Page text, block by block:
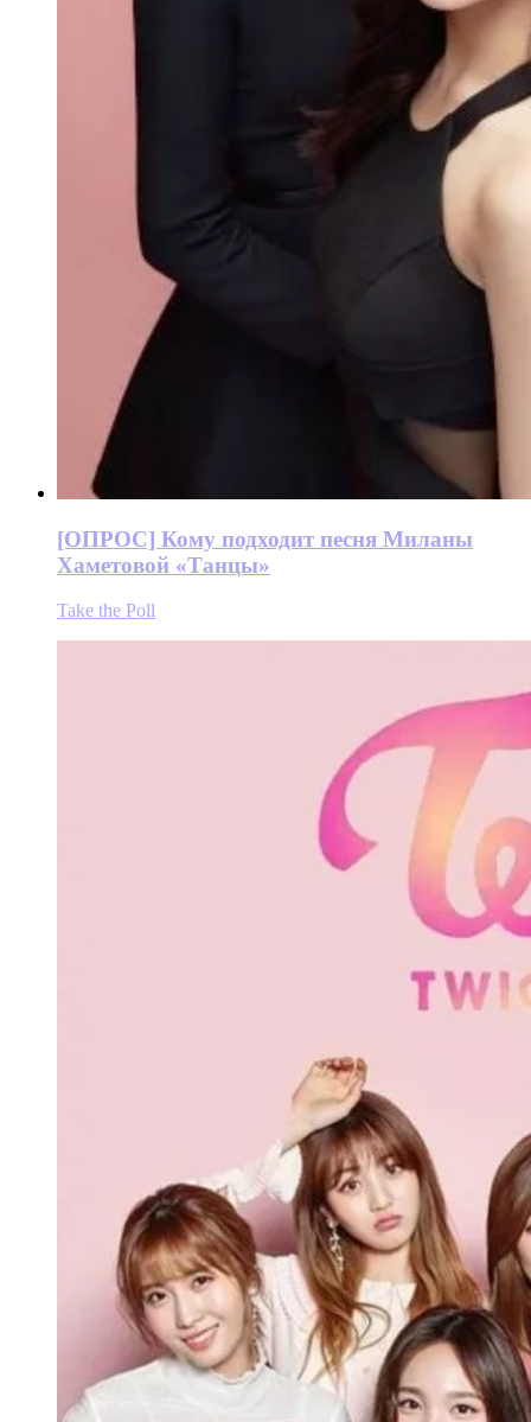
[ОПРОС] Кому подходит песня Миланы
Хаметовой «Танцы»
Take the Poll